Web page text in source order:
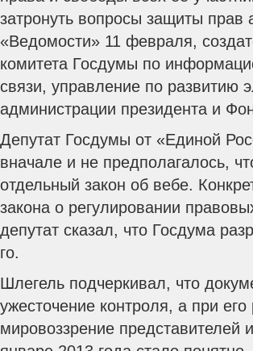
затронуть вопросы защиты прав
«Ведомости» 11 февраля,
комитета Госдумы по
связи, управление по развитию
администрации президента и
Депутат Госдумы от «Единой
вначале и не предполагалось,
отдельный закон об вебе.
закона о регулировании
депутат сказал, что Госдума
го.
Шлегель подчеркивал, что
ужесточение контроля, а при его
мировоззрение представителей